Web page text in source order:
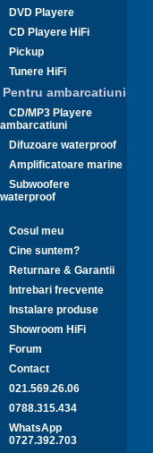
DVD Playere
CD Playere HiFi
Pickup
Tunere HiFi
Pentru ambarcatiuni
CD/MP3 Playere
ambarcatiuni
Difuzoare waterproof
Amplificatoare marine
Subwoofere
waterproof
Cosul meu
Cine suntem?
Returnare & Garantii
Intrebari frecvente
Instalare produse
Showroom HiFi
Forum
Contact
021.569.26.06
0788.315.434
WhatsApp
0727.392.703